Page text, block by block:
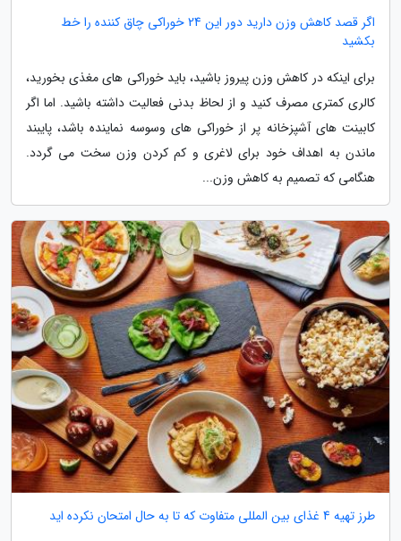
اگر قصد کاهش وزن دارید دور این 24 خوراکی چاق کننده را خط
بکشید
برای اینکه در کاهش وزن پیروز باشید، باید خوراکی های مغذی بخورید،
کالری کمتری مصرف کنید و از لحاظ بدنی فعالیت داشته باشید. اما اگر
کابینت های آشپزخانه پر از خوراکی های وسوسه نماینده باشد، پایبند
ماندن به اهداف خود برای لاغری و کم کردن وزن سخت می گردد.
هنگامی که تصمیم به کاهش وزن...
طرز تهیه 4 غذای بین المللی متفاوت که تا به حال امتحان نکرده اید